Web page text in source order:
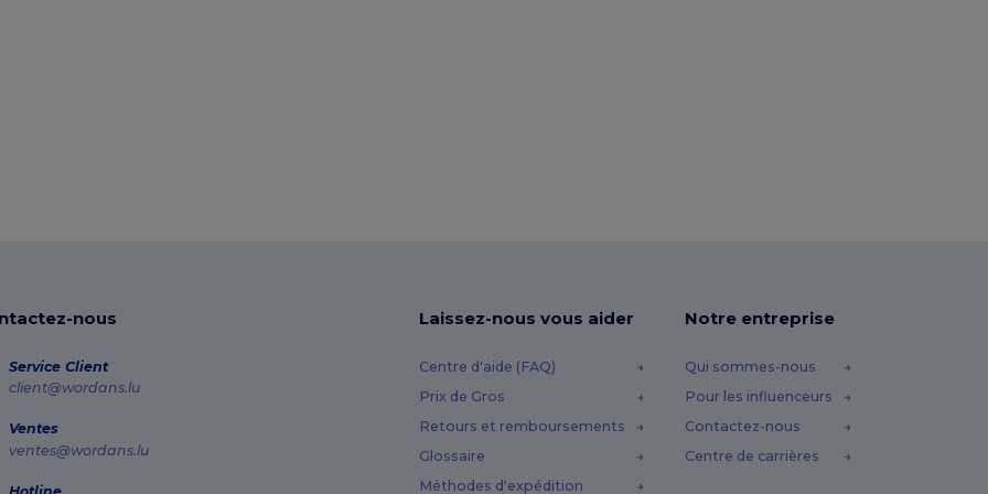
nous
Service Client
client@wordans.lu
Ventes
ventes@wordans.lu
Laissez-nous vous aider
Centre d'aide (FAQ)
Prix de Gros
Retours et remboursements
Glossaire
Méthodes d'expédition
Notre entreprise
Qui sommes-nous
Pour les influenceurs
Contactez-nous
Centre de carrières